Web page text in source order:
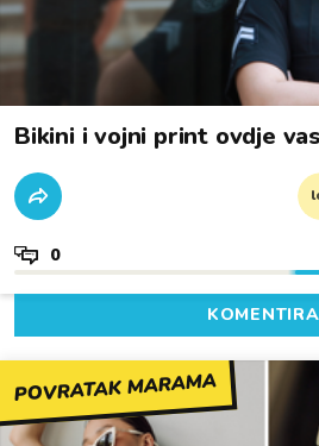
Bikini i vojni print ovdje
0
POVRATAK MARAMA